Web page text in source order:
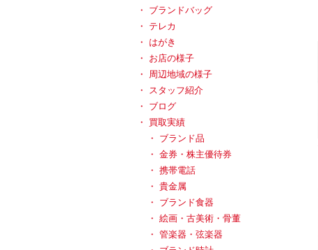
ブランドバッグ
テレカ
はがき
お店の様子
周辺地域の様子
スタッフ紹介
ブログ
買取実績
ブランド品
金券・株主優待券
携帯電話
貴金属
ブランド食器
絵画・古美術・骨董
管楽器・弦楽器